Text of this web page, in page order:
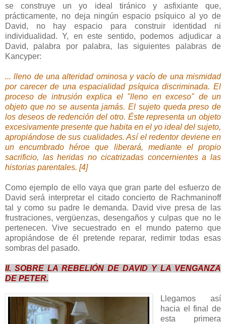
se construye un yo ideal tiránico y asfixiante que,
prácticamente, no deja ningún espacio psíquico al yo de
David, no hay espacio para construir identidad ni
individualidad. Y, en este sentido, podemos adjudicar a
David, palabra por palabra, las siguientes palabras de
Kancyper:
... lleno de una alteridad ominosa y vacío de una mismidad
por carecer de una espacialidad psíquica discriminada. El
proceso de intrusión explica el "lleno en exceso" de un
objeto que no se ausenta jamás. El sujeto queda preso de
los deseos de redención del otro. Éste representa un objeto
excesivamente presente que habita en el yo ideal del sujeto,
apropiándose de sus cualidades. Así el redentor deviene en
un encumbrado héroe que liberará, mediante el propio
sacrificio, las heridas no cicatrizadas concernientes a las
historias parentales. [4]
Como ejemplo de ello vaya que gran parte del esfuerzo de
David será interpretar el citado concierto de Rachmaninoff
tal y como su padre le demanda. David vive presa de las
frustraciones, vergüenzas, desengaños y culpas que no le
pertenecen. Vive secuestrado en el mundo paterno que
apropiándose de él pretende reparar, redimir todas esas
sombras del pasado.
II. SOBRE LA REBELIÓN DE DAVID Y LA VENGANZA
DE PETER.
Llegamos así
hacia el final de
esta primera